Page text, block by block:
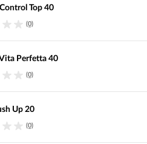
Top 40
(0)
Perfetta 40
(0)
Up 20
(0)